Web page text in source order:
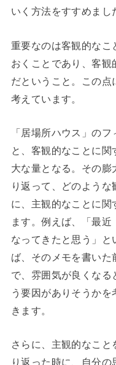
いく方法をすすめまし
重要なのは客観的なこ
おくことであり、客
だということ。この点
考えています。
「居場所ハウス」の
と、客観的なことに
大な量となる。その膨
り返って、どのよう
に、主観的なことに関
ます。例えば、「最近
なってきたと思う」と
ば、そのメモを書いた
で、雰囲気が良くなる
う要因がありそうか
きます。
さらに、主観的なこ
り返った時に、自分